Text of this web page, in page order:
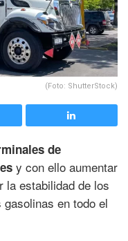
(Foto: ShutterStock)
de
y con ello aumentar
la estabilidad de los
en todo el